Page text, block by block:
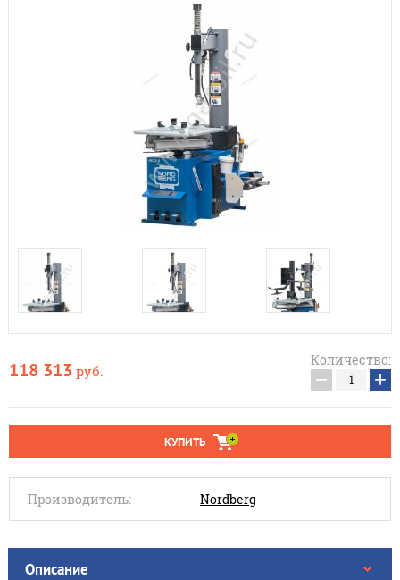
118 313 руб.
Количество:
− +
КУПИТЬ
Производитель: Nordberg
Описание